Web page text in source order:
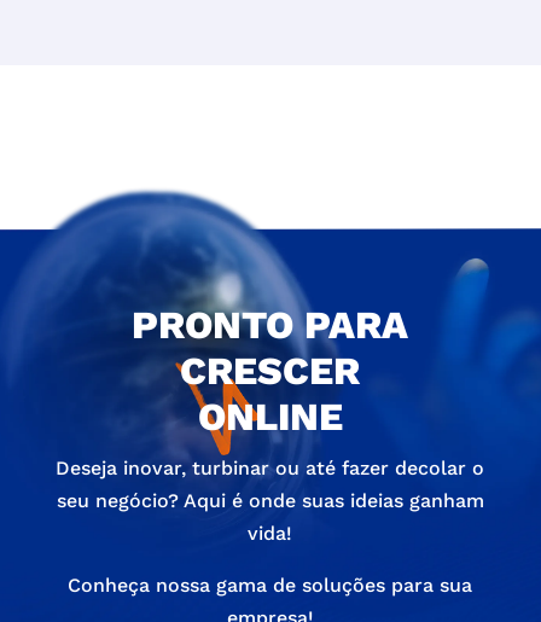
PRONTO PARA
CRESCER
ONLINE
Deseja inovar, turbinar ou até fazer decolar o
seu negócio? Aqui é onde suas ideias ganham
vida!
Conheça nossa gama de soluções para sua
empresa!